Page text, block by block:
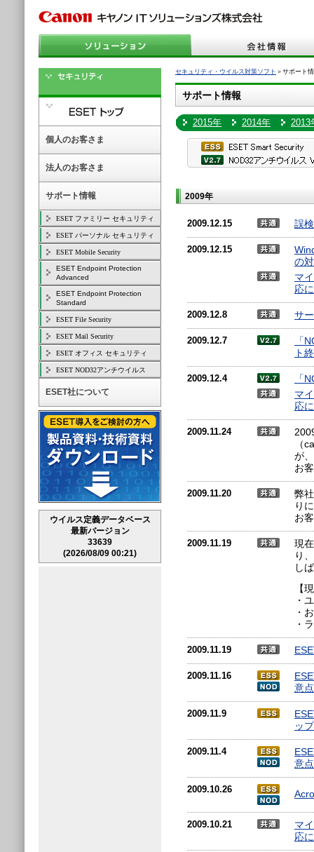
個人のお客さま
法人のお客さま
サポート情報
ESET ファミリー セキュリティ
ESET パーソナル セキュリティ
ESET Mobile Security
ESET Endpoint Protection
Advanced
ESET Endpoint Protection
Standard
ESET File Security
ESET Mail Security
ESET オフィス セキュリティ
ESET NOD32アンチウイルス
ESET社について
ウイルス定義データベース
最新バージョン
33639
(2026/08/09 00:21)
セキュリティ・ウイルス対策ソフト ＞サポート
サポート情報
2015年 2014年 2013
2009年
2009.12.15 誤
2009.12.15
の
マ
応
2009.12.8 サ
2009.12.7
「
ト
2009.12.4
「
マ
応
2009.11.24
（
が
お
2009.11.20
弊
り
お
2009.11.19
現
り
し
【
・
・
・
2009.11.19
2009.11.16
意点
2009.11.9
ッ
2009.11.4
意点
2009.10.26
2009.10.21
マ
応